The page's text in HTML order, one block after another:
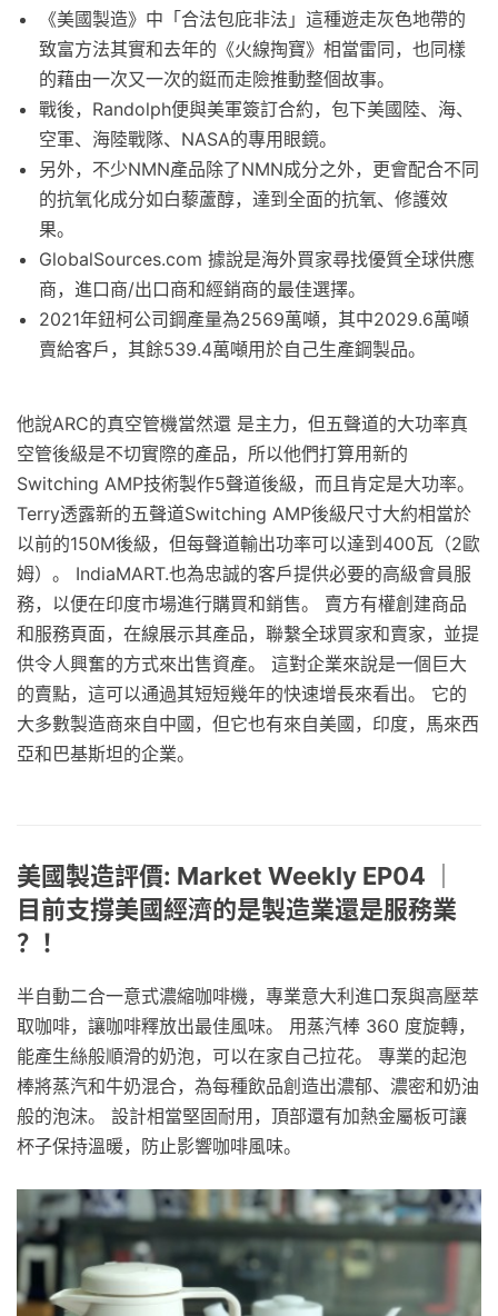
《美國製造》中「合法包庇非法」這種遊走灰色地帶的
致富方法其實和去年的《火線掏寶》相當雷同，也同樣
的藉由一次又一次的鋌而走險推動整個故事。
戰後，Randolph便與美軍簽訂合約，包下美國陸、海、
空軍、海陸戰隊、NASA的專用眼鏡。
另外，不少NMN產品除了NMN成分之外，更會配合不同
的抗氧化成分如白藜蘆醇，達到全面的抗氧、修護效
果。
GlobalSources.com 據說是海外買家尋找優質全球供應
商，進口商/出口商和經銷商的最佳選擇。
2021年鈕柯公司鋼產量為2569萬噸，其中2029.6萬噸
賣給客戶，其餘539.4萬噸用於自己生產鋼製品。
他說ARC的真空管機當然還 是主力，但五聲道的大功率真
空管後級是不切實際的產品，所以他們打算用新的
Switching AMP技術製作5聲道後級，而且肯定是大功率。
Terry透露新的五聲道Switching AMP後級尺寸大約相當於
以前的150M後級，但每聲道輸出功率可以達到400瓦（2歐
姆）。 IndiaMART.也為忠誠的客戶提供必要的高級會員服
務，以便在印度市場進行購買和銷售。 賣方有權創建商品
和服務頁面，在線展示其產品，聯繫全球買家和賣家，並提
供令人興奮的方式來出售資產。 這對企業來說是一個巨大
的賣點，這可以通過其短短幾年的快速增長來看出。 它的
大多數製造商來自中國，但它也有來自美國，印度，馬來西
亞和巴基斯坦的企業。
美國製造評價: Market Weekly EP04 ｜
目前支撐美國經濟的是製造業還是服務業
？！
半自動二合一意式濃縮咖啡機，專業意大利進口泵與高壓萃
取咖啡，讓咖啡釋放出最佳風味。 用蒸汽棒 360 度旋轉，
能產生絲般順滑的奶泡，可以在家自己拉花。 專業的起泡
棒將蒸汽和牛奶混合，為每種飲品創造出濃郁、濃密和奶油
般的泡沫。 設計相當堅固耐用，頂部還有加熱金屬板可讓
杯子保持溫暖，防止影響咖啡風味。